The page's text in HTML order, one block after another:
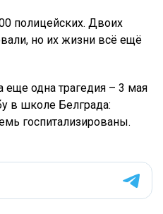
полицейских. Двоих
но их жизни всё ещё
одна трагедия – 3 мая
в школе Белграда:
госпитализированы.